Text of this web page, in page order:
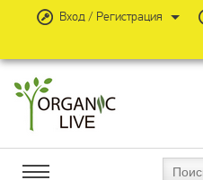
Вход / Регистрация